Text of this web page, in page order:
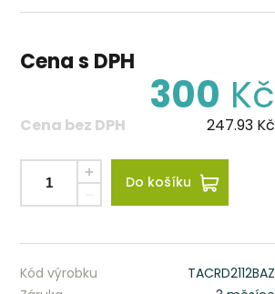
Cena s DPH
300 Kč
Cena bez DPH 247.93 Kč
Do košíku
Kód výrobku
TACRD2112BAZ